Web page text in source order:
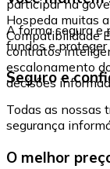
participar na
Hospeda muitas
Compatibilidade
contratos
escalonamento
decisões
A forma segura e
fundos e
Seguro e
Todas as nossas
segurança
O melhor